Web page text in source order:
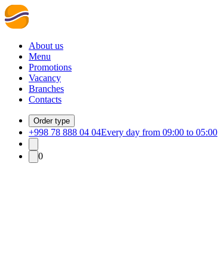
About us
Menu
Promotions
Vacancy
Branches
Contacts
Order type
+998 78 888 04 04Every day from 09:00 to 05:00
0